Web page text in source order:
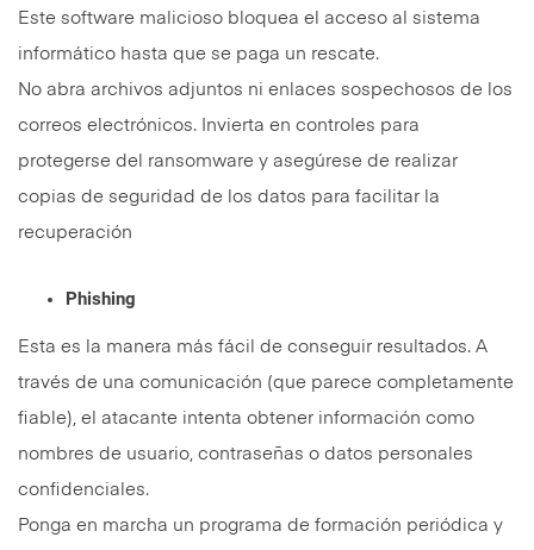
Este software malicioso bloquea el acceso al sistema
informático hasta que se paga un rescate.
No abra archivos adjuntos ni enlaces sospechosos de los
correos electrónicos. Invierta en controles para
protegerse del ransomware y asegúrese de realizar
copias de seguridad de los datos para facilitar la
recuperación
Phishing
Esta es la manera más fácil de conseguir resultados. A
través de una comunicación (que parece completamente
fiable), el atacante intenta obtener información como
nombres de usuario, contraseñas o datos personales
confidenciales.
Ponga en marcha un programa de formación periódica y